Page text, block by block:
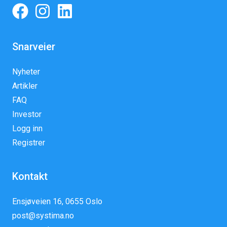
Snarveier
Nyheter
Artikler
FAQ
Investor
Logg inn
Registrer
Kontakt
Ensjøveien 16, 0655 Oslo
post@systima.no